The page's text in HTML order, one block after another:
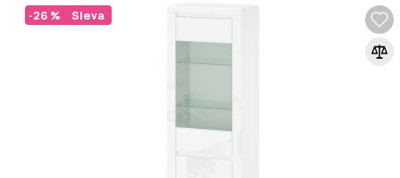
Minimalistický design. Moderní nábytek se vyznačuje čistými liniemi a
přispívá k elegantnímu a vzdušnému dojmu.
Univerzálnost. Moderní kousky snadno kombinujete s různými
Trendy materiály. Využití kvalitních materiálů jako je sklo, kov nebo
Sleva
-26 %